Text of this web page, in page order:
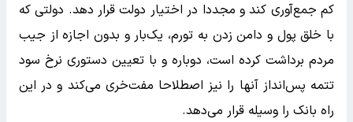
کم جمع‌آوری کند و مجددا در اختیار دولت قرار دهد. دولتی که
با خلق پول و دامن زدن به تورم، یک‌بار و بدون اجازه از جیب
مردم برداشت کرده است، دوباره و با تعیین دستوری نرخ سود
تتمه پس‌انداز آنها را نیز اصطلاحا مفت‌خری می‌کند و در این
راه بانک را وسیله قرار می‌دهد.